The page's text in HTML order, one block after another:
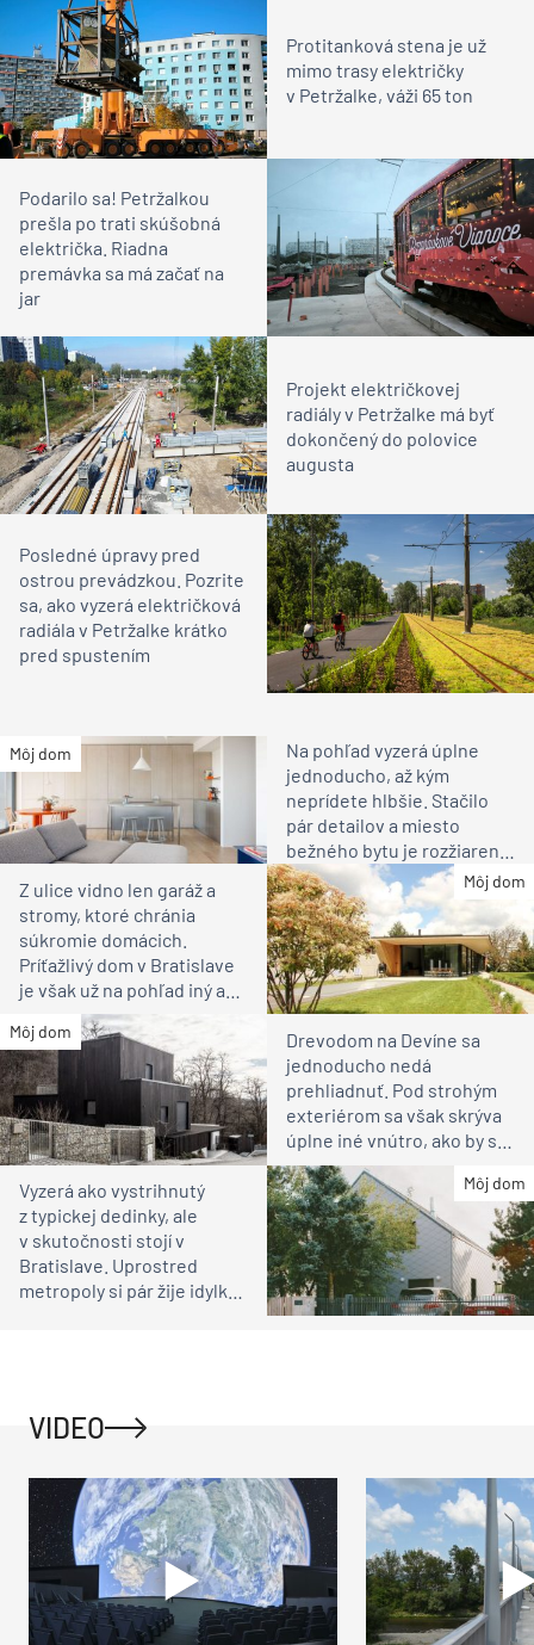
Protitanková stena je už
mimo trasy električky
v Petržalke, váži 65 ton
Podarilo sa! Petržalkou
prešla po trati skúšobná
električka. Riadna
premávka sa má začať na
jar
Projekt električkovej
radiály v Petržalke má byť
dokončený do polovice
augusta
Posledné úpravy pred
ostrou prevádzkou. Pozrite
sa, ako vyzerá električková
radiála v Petržalke krátko
pred spustením
Môj dom
Na pohľad vyzerá úplne
jednoducho, až kým
neprídete hlbšie. Stačilo
pár detailov a miesto
bežného bytu je rozžiarené
bývanie pre rodinu
Môj dom
Z ulice vidno len garáž a
stromy, ktoré chránia
súkromie domácich.
Príťažlivý dom v Bratislave
je však už na pohľad iný ako
susedia
Môj dom
Drevodom na Devíne sa
jednoducho nedá
prehliadnuť. Pod strohým
exteriérom sa však skrýva
úplne iné vnútro, ako by ste
čakali
Môj dom
Vyzerá ako vystrihnutý
z typickej dedinky, ale
v skutočnosti stojí v
Bratislave. Uprostred
metropoly si pár žije idylku
VIDEO